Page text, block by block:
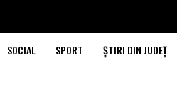
SOCIAL SPORT ȘTIRI DIN JUDEȚ